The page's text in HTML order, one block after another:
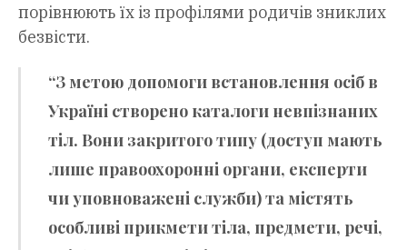
порівнюють їх із профілями родичів зниклих
безвісти.
“З метою допомоги встановлення осіб в
Україні створено каталоги невпізнаних
тіл. Вони закритого типу (доступ мають
лише правоохоронні органи, експерти
чи уповноважені служби) та містять
особливі прикмети тіла, предмети, речі,